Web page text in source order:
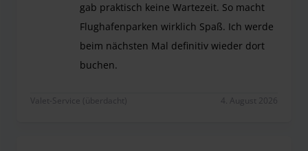
gab praktisch keine Wartezeit. So macht
Flughafenparken wirklich Spaß. Ich werde
beim nächsten Mal definitiv wieder dort
buchen.
Valet-Service (überdacht) 4. August 2026